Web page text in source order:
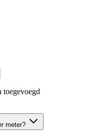
toegevoegd
meter?